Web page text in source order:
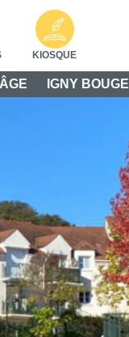
KIOSQUE
IGNY BOUGE